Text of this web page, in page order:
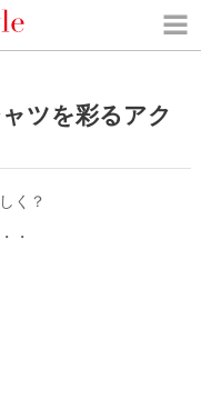
ツを彩るアク
く？
・